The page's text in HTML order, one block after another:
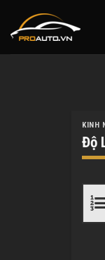
content
KINH
Độ